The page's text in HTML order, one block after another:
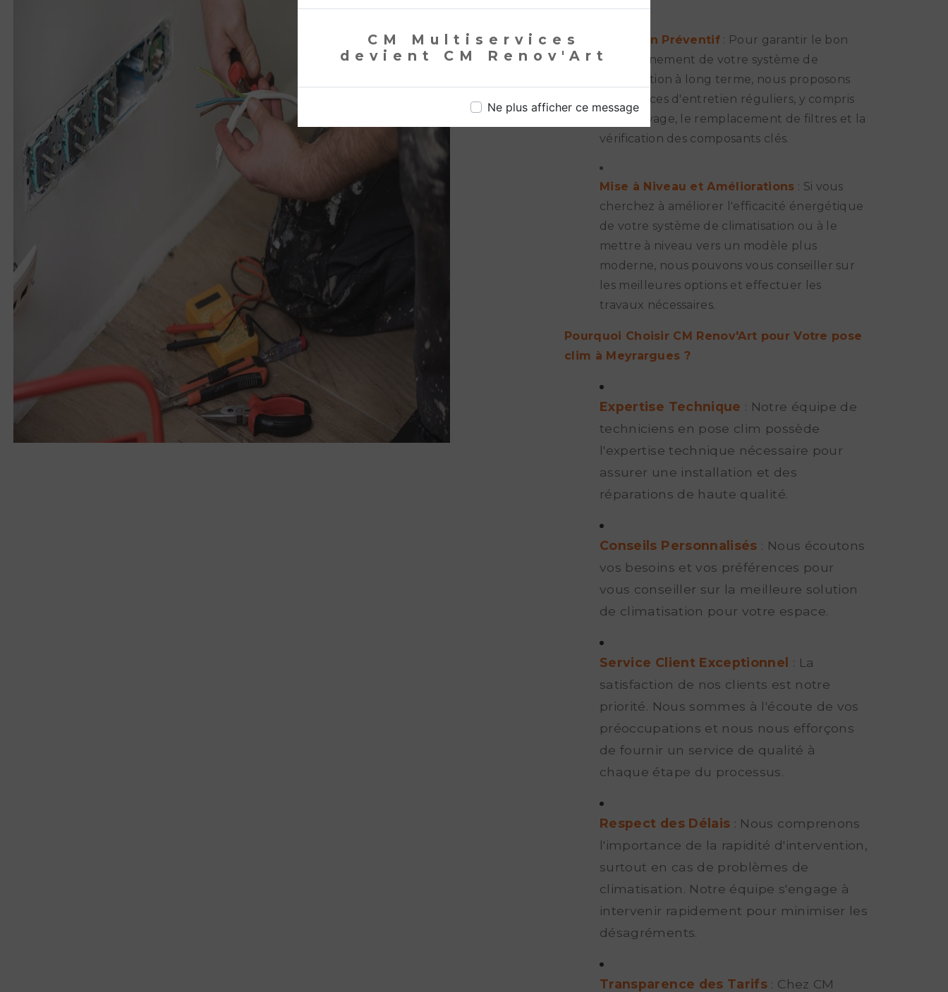
CM Multiservices
devient CM Renov'Art
Ne plus afficher ce message
Entretien Préventif : Pour garantir le bon
fonctionnement de votre système de
climatisation à long terme, nous proposons
des services d'entretien réguliers, y compris
le nettoyage, le remplacement de filtres et la
vérification des composants clés.
Mise à Niveau et Améliorations : Si vous
cherchez à améliorer l'efficacité énergétique
de votre système de climatisation ou à le
mettre à niveau vers un modèle plus
moderne, nous pouvons vous conseiller sur
les meilleures options et effectuer les
travaux nécessaires.
Pourquoi Choisir CM Renov'Art pour Votre pose
clim à Meyrargues ?
Expertise Technique : Notre équipe de
techniciens en pose clim possède
l'expertise technique nécessaire pour
assurer une installation et des
réparations de haute qualité.
Conseils Personnalisés : Nous écoutons
vos besoins et vos préférences pour
vous conseiller sur la meilleure solution
de climatisation pour votre espace.
Service Client Exceptionnel
: La
satisfaction de nos clients est notre
priorité. Nous sommes à l'écoute de vos
préoccupations et nous nous efforçons
de fournir un service de qualité à
chaque étape du processus.
Respect des Délais : Nous comprenons
l'importance de la rapidité d'intervention,
surtout en cas de problèmes de
climatisation. Notre équipe s'engage à
intervenir rapidement pour minimiser les
désagréments.
Transparence des Tarifs : Chez CM